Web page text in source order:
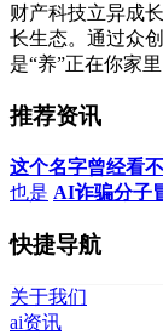
财产科技立异成
长生态。通过众
是“养”正在你家
推荐资讯
这个名字曾经看
也是 AI诈骗分子
快捷导航
关于我们
ai资讯